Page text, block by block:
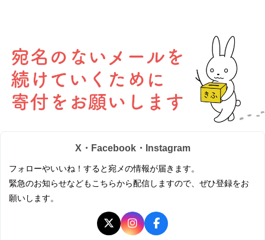
X・Facebook・Instagram
フォローやいいね！すると宛メの情報が届きます。
緊急のお知らせなどもこちらから配信しますので、ぜひ登録をお
願いします。